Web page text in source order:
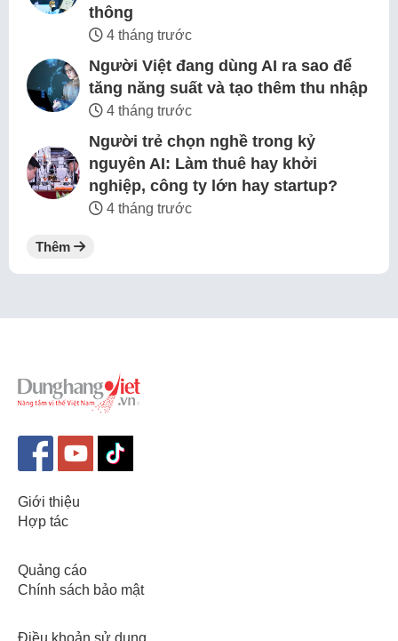
thông
4 tháng trước
Người Việt đang dùng AI ra sao để
tăng năng suất và tạo thêm thu nhập
4 tháng trước
Người trẻ chọn nghề trong kỷ
nguyên AI: Làm thuê hay khởi
nghiệp, công ty lớn hay startup?
4 tháng trước
Thêm
Giới thiệu
Hợp tác
Quảng cáo
Chính sách bảo mật
Điều khoản sử dụng